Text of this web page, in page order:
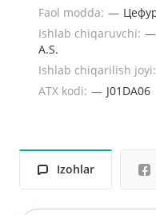
Faol modda: —
Ishlab chiqaruvchi: —
A.S.
Ishlab chiqarilish joyi:
ATX kodi: — J01DA06
Izohlar